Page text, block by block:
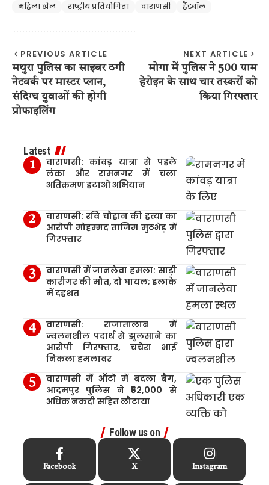
महिला खेल
राष्ट्रीय प्रतियोगिता वाराणसी हैंडबॉल
PREVIOUS ARTICLE
मथुरा पुलिस का साइबर ठगी
नेटवर्क पर मास्टर प्लान,
संदिग्ध युवाओं की होगी
प्रोफाइलिंग
NEXT ARTICLE
मोगा में पुलिस ने 500 ग्राम
हेरोइन के साथ चार तस्करों को
किया गिरफ्तार
Latest
वाराणसी: कांवड़ यात्रा से पहले
लंका और रामनगर में चला
अतिक्रमण हटाओ अभियान
वाराणसी: रवि चौहान की हत्या का
आरोपी मोहम्मद ताजिम मुठभेड़ में
गिरफ्तार
वाराणसी में जानलेवा हमला: साड़ी
कारीगर की मौत, दो घायल; इलाके
में दहशत
वाराणसी: राजातालाब में
ज्वलनशील पदार्थ से झुलसाने का
आरोपी गिरफ्तार, चचेरा भाई
निकला हमलावर
वाराणसी में ऑटो में बदला बैग,
आदमपुर पुलिस ने ₹52,000 से
अधिक नकदी सहित लौटाया
Follow us on
Facebook X Instagram